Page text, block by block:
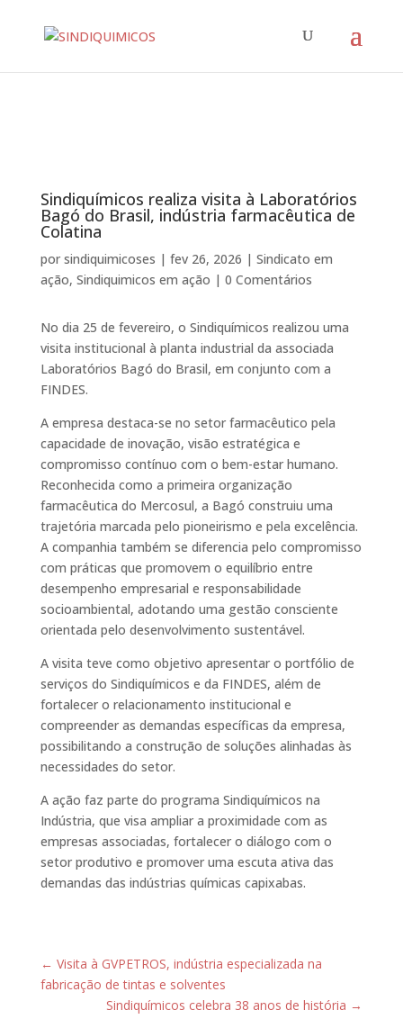
Sindiquímicos realiza visita à Laboratórios
Bagó do Brasil, indústria farmacêutica de
Colatina
por sindiquimicoses | fev 26, 2026 | Sindicato em
ação, Sindiquimicos em ação | 0 Comentários
No dia 25 de fevereiro, o Sindiquímicos realizou uma
visita institucional à planta industrial da associada
Laboratórios Bagó do Brasil, em conjunto com a
FINDES.
A empresa destaca-se no setor farmacêutico pela
capacidade de inovação, visão estratégica e
compromisso contínuo com o bem-estar humano.
Reconhecida como a primeira organização
farmacêutica do Mercosul, a Bagó construiu uma
trajetória marcada pelo pioneirismo e pela excelência.
A companhia também se diferencia pelo compromisso
com práticas que promovem o equilíbrio entre
desempenho empresarial e responsabilidade
socioambiental, adotando uma gestão consciente
orientada pelo desenvolvimento sustentável.
A visita teve como objetivo apresentar o portfólio de
serviços do Sindiquímicos e da FINDES, além de
fortalecer o relacionamento institucional e
compreender as demandas específicas da empresa,
possibilitando a construção de soluções alinhadas às
necessidades do setor.
A ação faz parte do programa Sindiquímicos na
Indústria, que visa ampliar a proximidade com as
empresas associadas, fortalecer o diálogo com o
setor produtivo e promover uma escuta ativa das
demandas das indústrias químicas capixabas.
← Visita à GVPETROS, indústria especializada na
fabricação de tintas e solventes
Sindiquímicos celebra 38 anos de história →